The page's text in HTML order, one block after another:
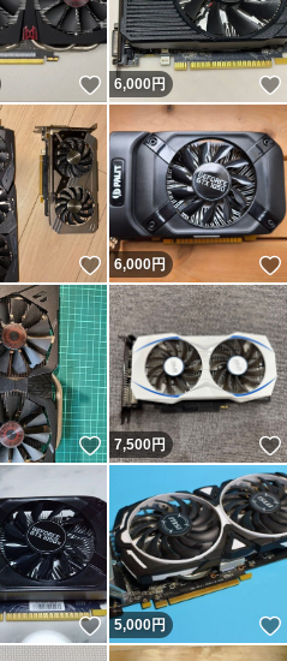
いいね！
6,000円
いいね！
6,000円
いいね！
7,500円
いいね！
5,000円